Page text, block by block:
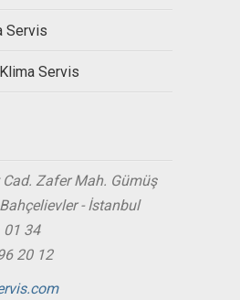
Servis
Servis
Cad. Zafer Mah. Gümüş
- İstanbul
01 34
20 12